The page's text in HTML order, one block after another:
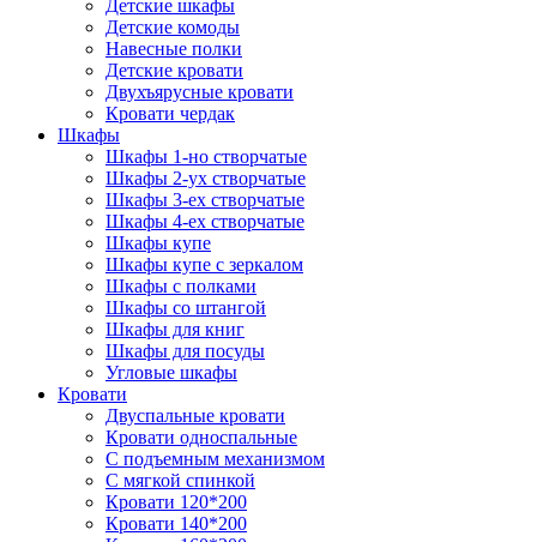
Детские шкафы
Детские комоды
Навесные полки
Детские кровати
Двухъярусные кровати
Кровати чердак
Шкафы
Шкафы 1-но створчатые
Шкафы 2-ух створчатые
Шкафы 3-ех створчатые
Шкафы 4-ех створчатые
Шкафы купе
Шкафы купе с зеркалом
Шкафы с полками
Шкафы со штангой
Шкафы для книг
Шкафы для посуды
Угловые шкафы
Кровати
Двуспальные кровати
Кровати односпальные
С подъемным механизмом
С мягкой спинкой
Кровати 120*200
Кровати 140*200